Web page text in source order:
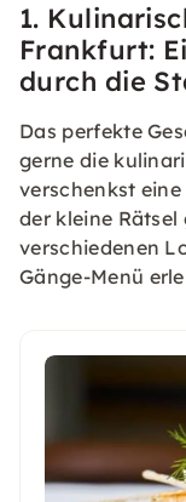
1.
Frankfurt:
durch die
Das perfekte
gerne die
verschenkst eine
der kleine Rätsel
verschiedenen
Gänge-Menü